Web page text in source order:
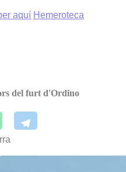
aquí Hemeroteca
del furt d'Ordino